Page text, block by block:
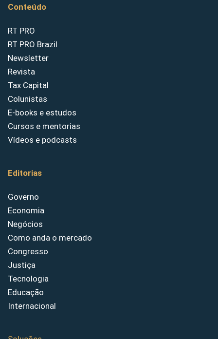
Conteúdo
RT PRO
RT PRO Brazil
Newsletter
Revista
Tax Capital
Colunistas
E-books e estudos
Cursos e mentorias
Vídeos e podcasts
Editorias
Governo
Economia
Negócios
Como anda o mercado
Congresso
Justiça
Tecnologia
Educação
Internacional